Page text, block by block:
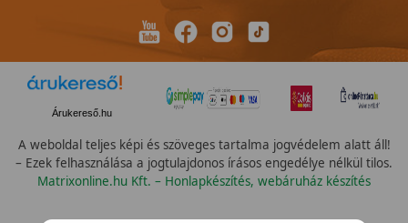
Árukereső.hu
A weboldal teljes képi és szöveges tartalma jogvédelem alatt áll!
– Ezek felhasználása a jogtulajdonos írásos engedélye nélkül tilos.
Matrixonline.hu Kft. – Honlapkészítés, webáruház készítés